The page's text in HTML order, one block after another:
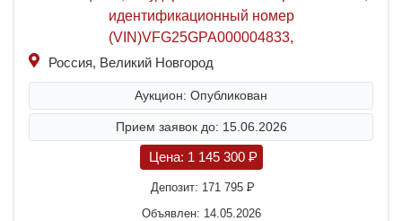
идентификационный номер
(VIN)VFG25GPA000004833,
Россия, Великий Новгород
Аукцион: Опубликован
Прием заявок до: 15.06.2026
Цена: 1 145 300 P
Депозит: 171 795 P
Объявлен: 14.05.2026